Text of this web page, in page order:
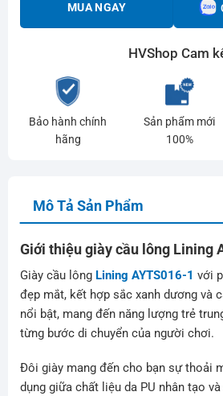
MUA NGAY
HVShop Cam
Bảo hành chính
hãng
Sản phẩm mới
100%
Mô Tả Sản Phẩm
Giới thiệu giày cầu lông Lining
Giày cầu lông Lining AYTS016-1 với
đẹp mắt, kết hợp sắc xanh dương và
nổi bật, mang đến năng lượng trẻ
từng bước di chuyển của người chơi.
Đôi giày mang đến cho bạn sự thoải
dụng giữa chất liệu da PU nhân tạo